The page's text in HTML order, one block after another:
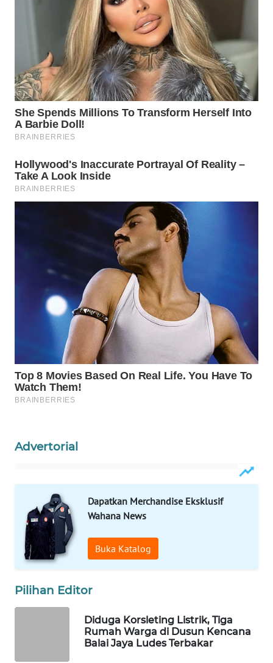
Advertorial
Dapatkan Merchandise Eksklusif
Wahana News
Buka Katalog
Pilihan Editor
Diduga Korsleting Listrik, Tiga
Rumah Warga di Dusun Kencana
Balai Jaya Ludes Terbakar
WAHANANEWS
ID
WAHANANEWS
CO ID
WAHANANEWS
NET
UMKM
WAHANA
SELEB
PERSONA
WAHANA
WAHANA
HEALTH
WAHANA
DESA
WISATA
LAPAK
WAHANA
Wahana